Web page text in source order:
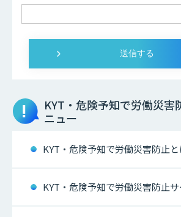
KYT・危険予知で労働災害
ニュー
KYT・危険予知で労働災害防止と
KYT・危険予知で労働災害防止